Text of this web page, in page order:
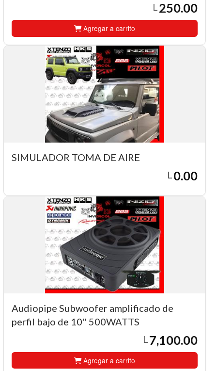
L250.00
Agregar a carrito
SIMULADOR TOMA DE AIRE
L 0.00
Audiopipe Subwoofer amplificado de
perfil bajo de 10" 500WATTS
L 7,100.00
Agregar a carrito